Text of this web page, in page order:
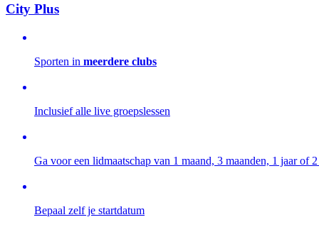
City Plus
Sporten in meerdere clubs
Inclusief alle live groepslessen
Ga voor een lidmaatschap van 1 maand, 3 maanden, 1 jaar of
Bepaal zelf je startdatum